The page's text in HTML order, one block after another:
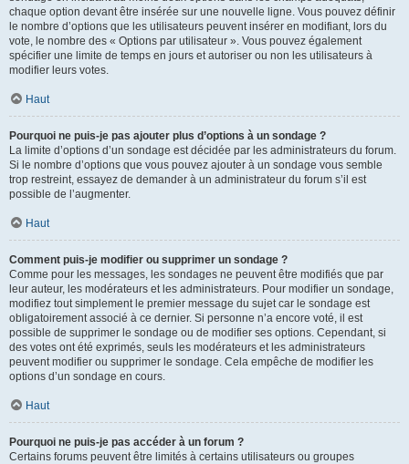
chaque option devant être insérée sur une nouvelle ligne. Vous pouvez définir
le nombre d’options que les utilisateurs peuvent insérer en modifiant, lors du
vote, le nombre des « Options par utilisateur ». Vous pouvez également
spécifier une limite de temps en jours et autoriser ou non les utilisateurs à
modifier leurs votes.
Haut
Pourquoi ne puis-je pas ajouter plus d’options à un sondage ?
La limite d’options d’un sondage est décidée par les administrateurs du forum.
Si le nombre d’options que vous pouvez ajouter à un sondage vous semble
trop restreint, essayez de demander à un administrateur du forum s’il est
possible de l’augmenter.
Haut
Comment puis-je modifier ou supprimer un sondage ?
Comme pour les messages, les sondages ne peuvent être modifiés que par
leur auteur, les modérateurs et les administrateurs. Pour modifier un sondage,
modifiez tout simplement le premier message du sujet car le sondage est
obligatoirement associé à ce dernier. Si personne n’a encore voté, il est
possible de supprimer le sondage ou de modifier ses options. Cependant, si
des votes ont été exprimés, seuls les modérateurs et les administrateurs
peuvent modifier ou supprimer le sondage. Cela empêche de modifier les
options d’un sondage en cours.
Haut
Pourquoi ne puis-je pas accéder à un forum ?
Certains forums peuvent être limités à certains utilisateurs ou groupes